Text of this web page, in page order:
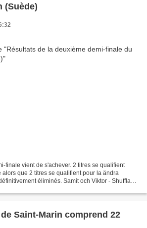
(Suède)
finale vient de s'achever. 2 titres se qualifient
que 2 titres se qualifient pour la ändra
éliminés. Samit och Viktor - Shuffla
Saint-Marin comprend 22